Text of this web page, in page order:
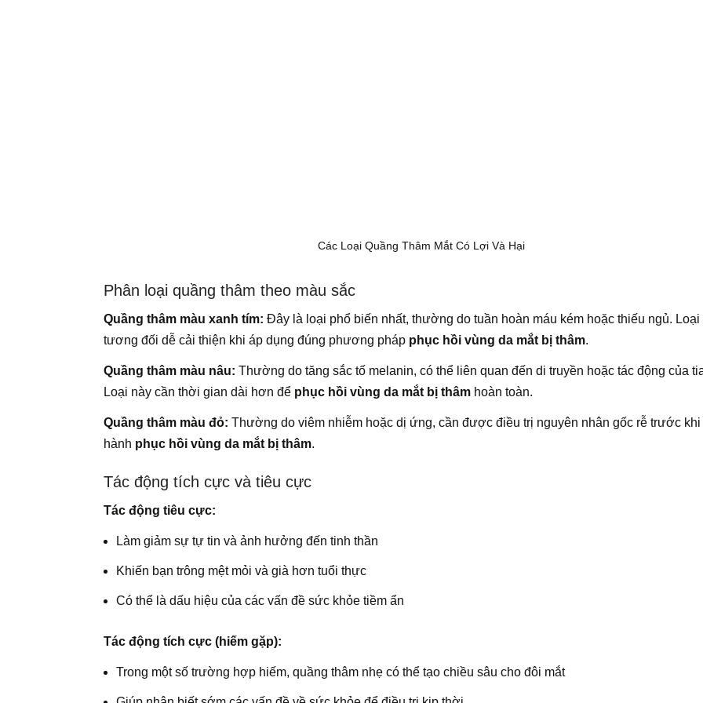
Các Loại Quầng Thâm Mắt Có Lợi Và Hại
Phân loại quầng thâm theo màu sắc
Quầng thâm màu xanh tím: Đây là loại phổ biến nhất, thường do tuần hoàn máu kém hoặc thiếu ngủ. Loại
tương đối dễ cải thiện khi áp dụng đúng phương pháp phục hồi vùng da mắt bị thâm.
Quầng thâm màu nâu: Thường do tăng sắc tố melanin, có thể liên quan đến di truyền hoặc tác động của
Loại này cần thời gian dài hơn để phục hồi vùng da mắt bị thâm hoàn toàn.
Quầng thâm màu đỏ: Thường do viêm nhiễm hoặc dị ứng, cần được điều trị nguyên nhân gốc rễ trước khi
hành phục hồi vùng da mắt bị thâm.
Tác động tích cực và tiêu cực
Tác động tiêu cực:
Làm giảm sự tự tin và ảnh hưởng đến tinh thần
Khiến bạn trông mệt mỏi và già hơn tuổi thực
Có thể là dấu hiệu của các vấn đề sức khỏe tiềm ẩn
Tác động tích cực (hiếm gặp):
Trong một số trường hợp hiếm, quầng thâm nhẹ có thể tạo chiều sâu cho đôi mắt